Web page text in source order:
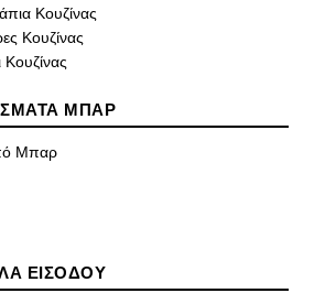
Κουζίνας
Κουζίνας
Κουζίνας
ΜΠΑΡ
Μπαρ
ΕΙΣΟΔΟΥ